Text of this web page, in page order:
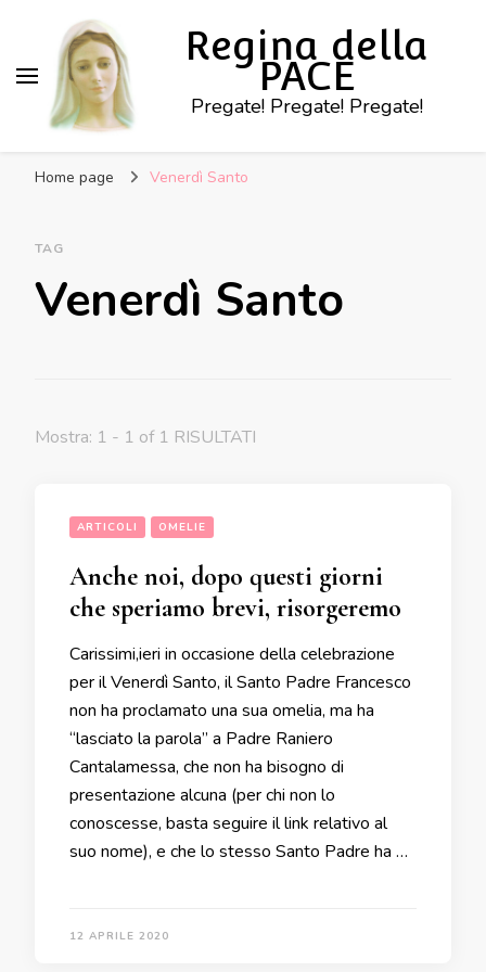
Regina della
PACE
Pregate! Pregate! Pregate!
Home page Venerdì Santo
TAG
Venerdì Santo
Mostra: 1 - 1 of 1 RISULTATI
ARTICOLI OMELIE
Anche noi, dopo questi giorni
che speriamo brevi, risorgeremo
Carissimi,ieri in occasione della celebrazione
per il Venerdì Santo, il Santo Padre Francesco
non ha proclamato una sua omelia, ma ha
“lasciato la parola” a Padre Raniero
Cantalamessa, che non ha bisogno di
presentazione alcuna (per chi non lo
conoscesse, basta seguire il link relativo al
suo nome), e che lo stesso Santo Padre ha …
12 APRILE 2020